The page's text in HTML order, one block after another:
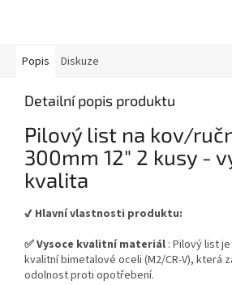
Popis Diskuze
Detailní popis produktu
Pilový list na kov/
300mm 12" 2 kusy -
kvalita
✔️ Hlavní vlastnosti produktu:
✅ Vysoce kvalitní materiál : Pilový list
kvalitní bimetalové oceli (M2/CR-V), která
odolnost proti opotřebení.